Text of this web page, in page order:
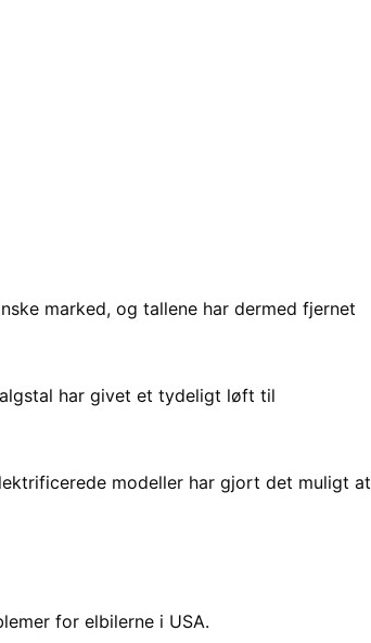
marked, og tallene har dermed fjernet
har givet et tydeligt løft til
modeller har gjort det muligt at
for elbilerne i USA.